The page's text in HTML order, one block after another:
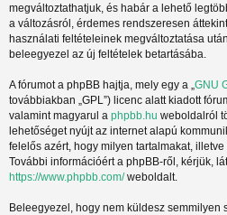
megváltoztathatjuk, és habár a lehető
a változásról, érdemes rendszeresen
használati feltételeinek megváltoztatása
beleegyezel az új feltételek betartásába.
A fórumot a phpBB hajtja, mely egy a „ GNU
továbbiakban „GPL”) licenc alatt kiadott
valamint magyarul a phpbb.hu weboldalról
lehetőséget nyújt az internet alapú
felelős azért, hogy milyen tartalmakat,
További információért a phpBB-ről, kérjük,
https://www.phpbb.com/weboldalt.
Beleegyezel, hogy nem küldesz semmilyen